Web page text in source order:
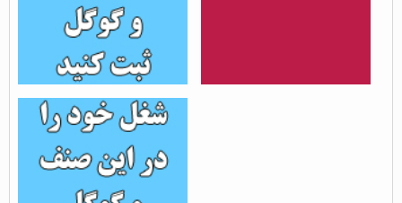
ثبت شغل کتاب و نوشت
بازدید از مطلب : 1195